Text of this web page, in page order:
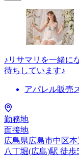
♪リサマリを一緒に
待ちしています♪
アパレル販売
勤務地
面接地
広島県広島市中区
八丁堀(広島)駅 徒歩